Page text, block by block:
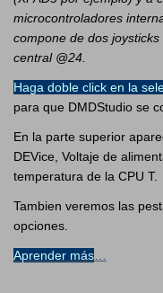
microcontroladores
compone de dos
central @24.
Haga doble click en la
para que DMDStudio se
En la parte superior
DEVice, Voltaje de
temperatura de la CPU T.
Tambien veremos las
opciones.
Aprender más…